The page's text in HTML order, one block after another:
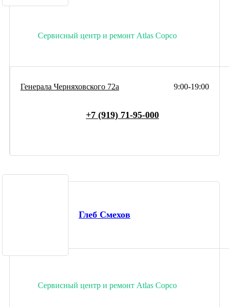
Сервисный центр и ремонт Atlas Copco
9:00-19:00
Генерала Черняховского 72а
+7 (919) 71-95-000
Глеб Смехов
Сервисный центр и ремонт Atlas Copco